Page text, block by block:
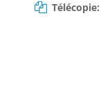
Télécopie: